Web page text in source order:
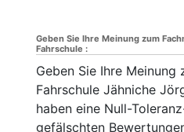
Geben Sie Ihre Meinung zum
Fahrschule :
Geben Sie Ihre Meinung
Fahrschule Jähniche
haben eine Null-
gefälschten